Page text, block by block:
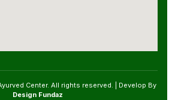
Center. All rights reserved. | Develop By
Design Fundaz